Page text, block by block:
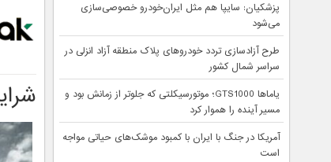
پزشکیان: سایپا هم مثل ایران‌خودرو خصوصی‌سازی
می‌شود
طرح آزادسازی تردد خودروهای پلاک منطقه آزاد انزلی در
سراسر شمال کشور
یاماها GTS1000؛ موتورسیکلتی که جلوتر از زمانش بود و
مسیر آینده را هموار کرد
آمریکا در جنگ با ایران با کمبود موشک‌های حیاتی مواجه
است